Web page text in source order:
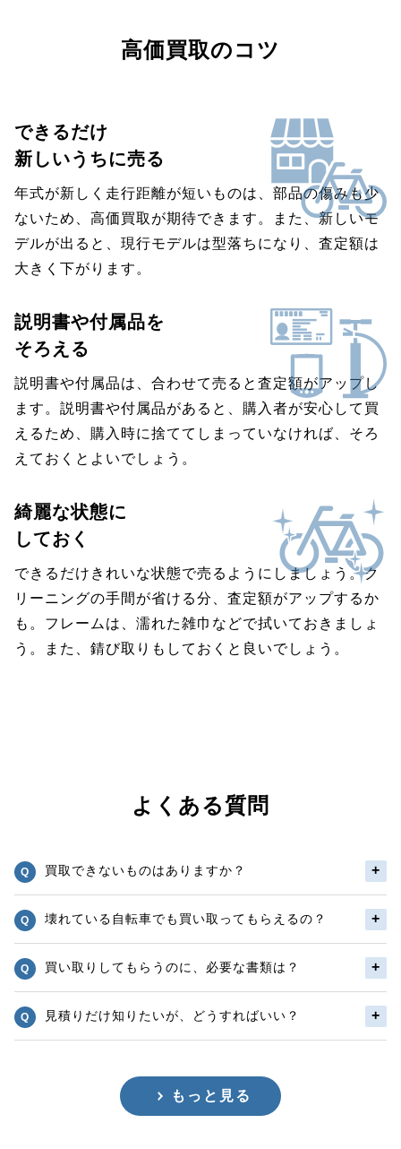
高価買取のコツ
できるだけ
新しいうちに売る
年式が新しく走行距離が短いものは、部品の傷みも少
ないため、高価買取が期待できます。また、新しいモ
デルが出ると、現行モデルは型落ちになり、査定額は
大きく下がります。
説明書や付属品を
そろえる
説明書や付属品は、合わせて売ると査定額がアップし
ます。説明書や付属品があると、購入者が安心して買
えるため、購入時に捨ててしまっていなければ、そろ
えておくとよいでしょう。
綺麗な状態に
しておく
できるだけきれいな状態で売るようにしましょう。ク
リーニングの手間が省ける分、査定額がアップするか
も。フレームは、濡れた雑巾などで拭いておきましょ
う。また、錆び取りもしておくと良いでしょう。
よくある質問
買取できないものはありますか？
壊れている自転車でも買い取ってもらえるの？
買い取りしてもらうのに、必要な書類は？
見積りだけ知りたいが、どうすればいい？
もっと見る